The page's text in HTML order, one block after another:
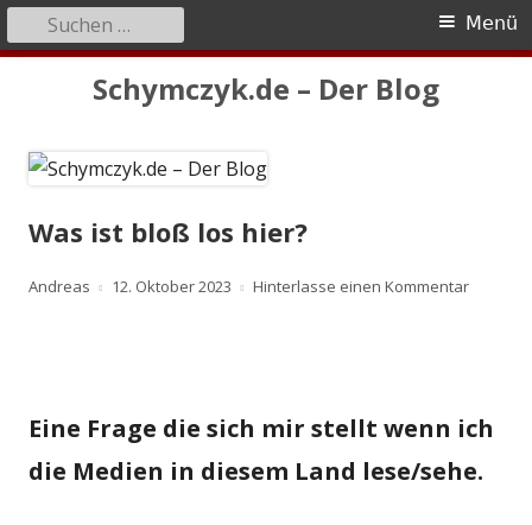
Schymczyk.de – Der Blog
Primäres
Menü
Suchen
nach:
Was ist bloß los hier?
Autor
Andreas
Veröffentlicht
12. Oktober 2023 Hinterlasse einen Kommentarzu Was
Eine Frage die sich mir stellt wenn ich
die Medien in diesem Land lese/sehe.